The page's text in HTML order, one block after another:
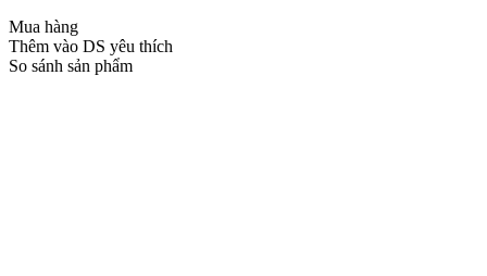
Mua hàng
Thêm vào DS yêu thích
So sánh sản phẩm